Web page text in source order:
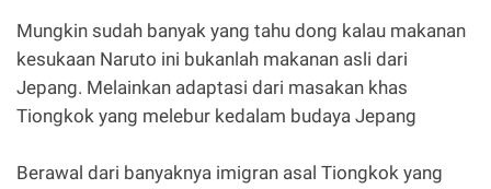
Mungkin sudah banyak yang tahu dong kalau makanan
kesukaan Naruto ini bukanlah makanan asli dari
Jepang. Melainkan adaptasi dari masakan khas
Tiongkok yang melebur kedalam budaya Jepang
Berawal dari banyaknya imigran asal Tiongkok yang